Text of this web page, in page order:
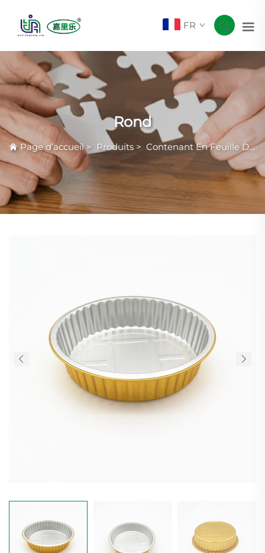
FR
Rond
Page d’accueil> Produits > Contenant En Feuille D'aluminium Smoothwall